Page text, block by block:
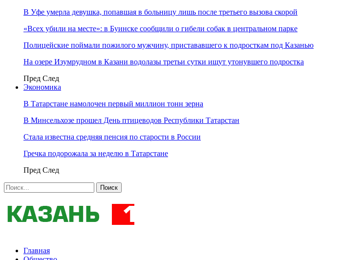
В Уфе умерла девушка, попавшая в больницу лишь после третьего вызова скорой
«Всех убили на месте»: в Буинске сообщили о гибели собак в центральном парке
Полицейские поймали пожилого мужчину, пристававшего к подросткам под Казанью
На озере Изумрудном в Казани водолазы третьи сутки ищут утонувшего подростка
Пред След
Экономика
В Татарстане намолочен первый миллион тонн зерна
В Минсельхозе прошел День птицеводов Республики Татарстан
Стала известна средняя пенсия по старости в России
Гречка подорожала за неделю в Татарстане
Пред След
Главная